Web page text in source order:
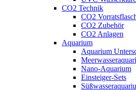
CO2 Technik
CO2
CO2 Zubehör
CO2 Anlagen
Aquarium
Aquarium
Nano-Aquarium
Einsteiger-Sets